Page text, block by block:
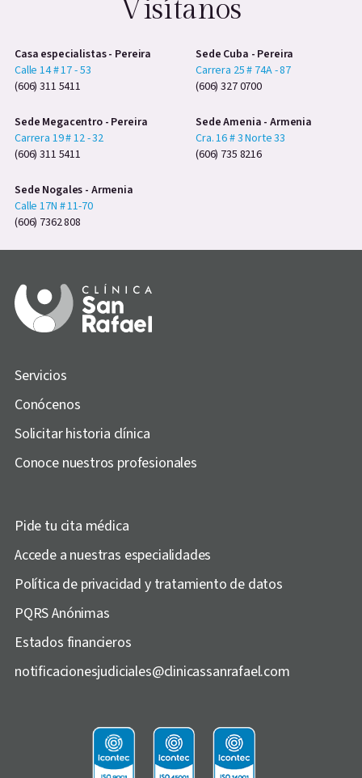
Visítanos
Casa especialistas - Pereira
Calle 14 # 17 - 53
(606) 311 5411
Sede Cuba - Pereira
Carrera 25 # 74A - 87
(606) 327 0700
Sede Megacentro - Pereira
Carrera 19 # 12 - 32
(606) 311 5411
Sede Amenia - Armenia
Cra. 16 # 3 Norte 33
(606) 735 8216
Sede Nogales - Armenia
Calle 17N # 11-70
(606) 7362 808
Servicios
Conócenos
Solicitar historia clínica
Conoce nuestros profesionales
Pide tu cita médica
Accede a nuestras especialidades
Política de privacidad y tratamiento de datos
PQRS Anónimas
Estados financieros
notificacionesjudiciales@clinicassanrafael.com